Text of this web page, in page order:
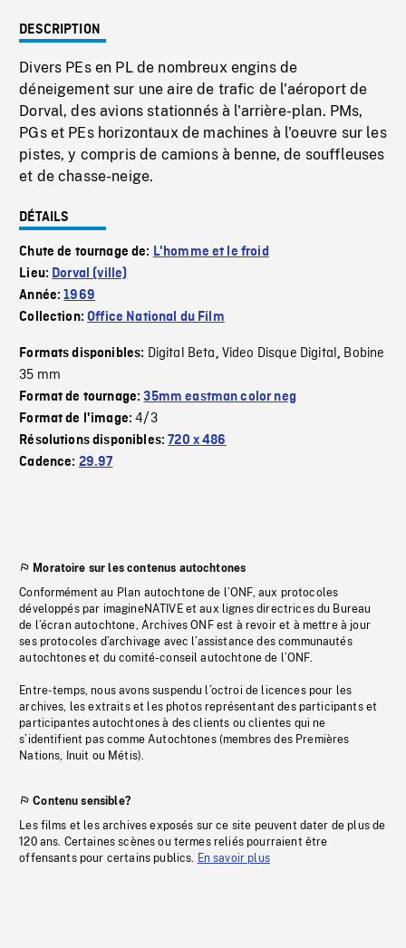
DESCRIPTION
Divers PEs en PL de nombreux engins de
déneigement sur une aire de trafic de l'aéroport de
Dorval, des avions stationnés à l'arrière-plan. PMs,
PGs et PEs horizontaux de machines à l'oeuvre sur les
pistes, y compris de camions à benne, de souffleuses
et de chasse-neige.
DÉTAILS
Chute de tournage de: L'homme et le froid
Lieu: Dorval (ville)
Année:1969
Collection:Office National du Film
Formats disponibles: Digital Beta, Video Disque Digital, Bobine
35 mm
Format de tournage:35mm eastman color neg
Format de l'image:4/3
Résolutions disponibles:720 x 486
Cadence: 29.97
Moratoire sur les contenus autochtones
Conformément au Plan autochtone de l’ONF, aux protocoles
développés par imagineNATIVE et aux lignes directrices du Bureau
de l’écran autochtone, Archives ONF est à revoir et à mettre à jour
ses protocoles d’archivage avec l’assistance des communautés
autochtones et du comité-conseil autochtone de l’ONF.
Entre-temps, nous avons suspendu l’octroi de licences pour les
archives, les extraits et les photos représentant des participants et
participantes autochtones à des clients ou clientes qui ne
s’identifient pas comme Autochtones (membres des Premières
Nations, Inuit ou Métis).
Contenu sensible?
Les films et les archives exposés sur ce site peuvent dater de plus de
120 ans. Certaines scènes ou termes reliés pourraient être
offensants pour certains publics. En savoir plus